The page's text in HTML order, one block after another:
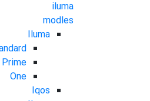
iluma
modles
Iluma
Prime
One
Iqos